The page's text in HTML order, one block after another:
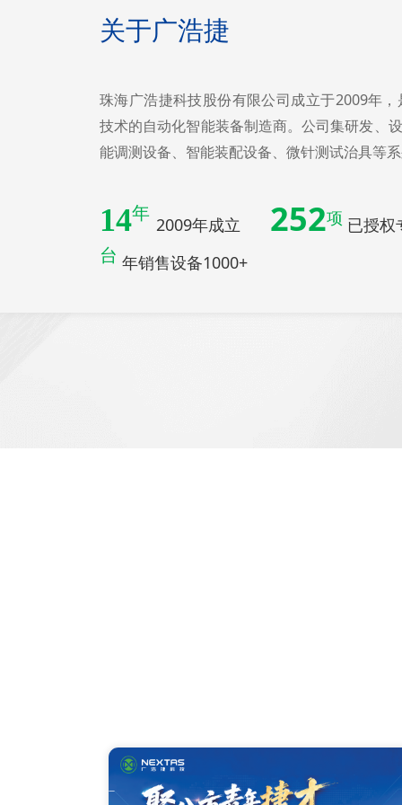
关于广浩捷
珠海广浩捷科技股份有限公司成立于2009年
技术的自动化智能装备制造商。公司集研发、
能调测设备、智能装配设备、微针测试治具等
14年
2009年成立 252项 已授权
台 年销售设备1000+